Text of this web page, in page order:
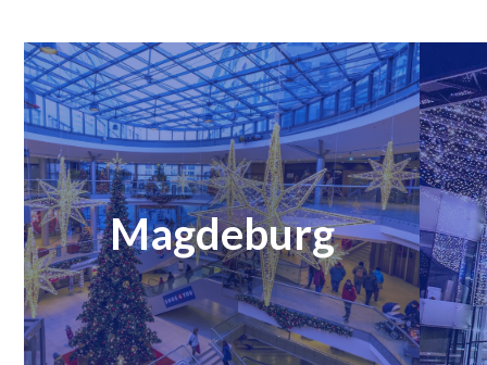
Magdeburg